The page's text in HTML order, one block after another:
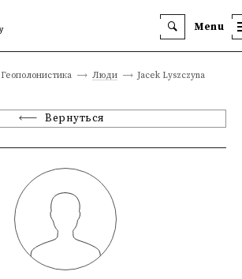
Menu
Геополонистика Люди Jacek Lyszczyna
Вернуться